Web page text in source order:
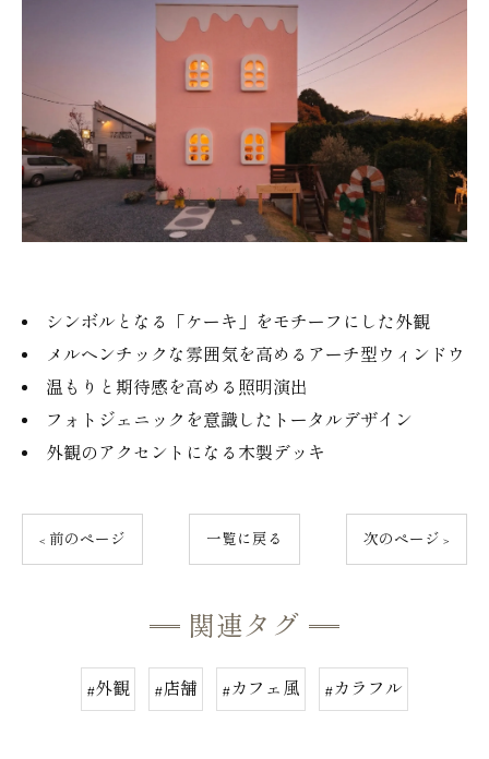
シンボルとなる「ケーキ」をモチーフにした外観
メルヘンチックな雰囲気を高めるアーチ型ウィンドウ
温もりと期待感を高める照明演出
フォトジェニックを意識したトータルデザイン
外観のアクセントになる木製デッキ
< 前のページ 一覧に戻る 次のページ >
関連タグ
#外観 #店舗 #カフェ風 #カラフル